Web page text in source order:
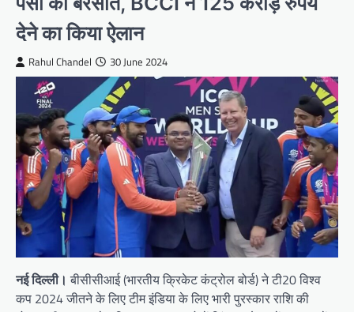
देने का किया ऐलान
Rahul Chandel 30 June 2024
नई दिल्ली। बीसीसीआई (भारतीय क्रिकेट कंट्रोल बोर्ड) ने टी20 विश्व
कप 2024 जीतने के लिए टीम इंडिया के लिए भारी पुरस्कार राशि की